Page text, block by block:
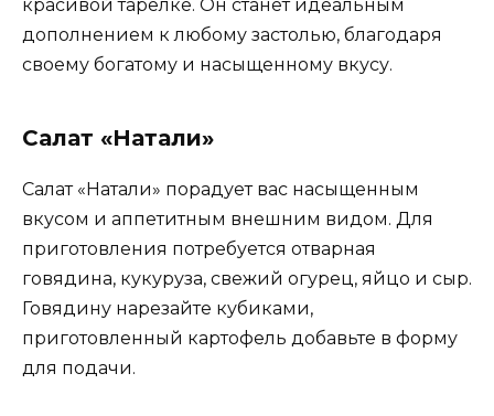
красивой тарелке. Он станет идеальным
дополнением к любому застолью, благодаря
своему богатому и насыщенному вкусу.
Салат «Натали»
Салат «Натали» порадует вас насыщенным
вкусом и аппетитным внешним видом. Для
приготовления потребуется отварная
говядина, кукуруза, свежий огурец, яйцо и сыр.
Говядину нарезайте кубиками,
приготовленный картофель добавьте в форму
для подачи.